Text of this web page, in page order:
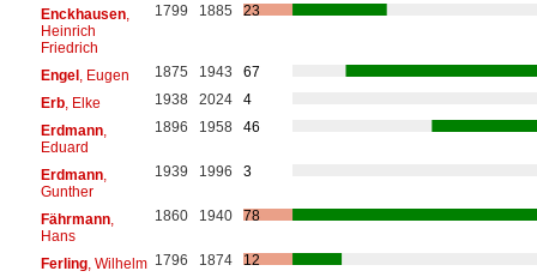
Enckhausen,
Heinrich
Friedrich
1799 1885 23
Engel, Eugen 1875 1943
67
Erb, Elke 1938 2024
4
Erdmann,
Eduard
1896 1958 46
Erdmann,
Gunther
1939 1996 3
Fährmann,
Hans
1860 1940 78
Ferling, Wilhelm 1796 1874
12